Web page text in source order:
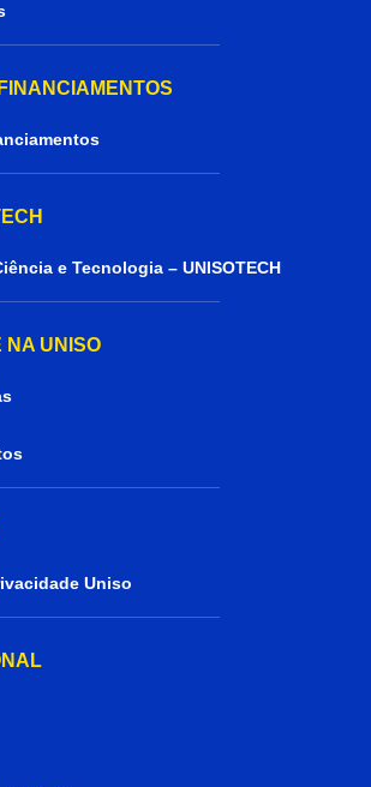
e Tecnologia – UNISOTECH
NA UNISO
Uniso